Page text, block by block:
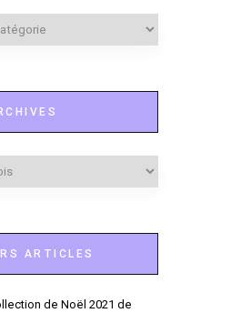
ARTICLES
de Noël 2021 de